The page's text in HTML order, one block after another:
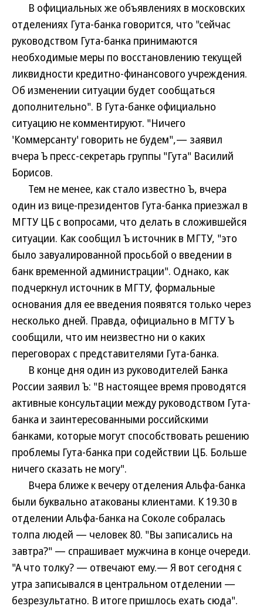
В официальных же объявлениях в московских
отделениях Гута-банка говорится, что "сейчас
руководством Гута-банка принимаются
необходимые меры по восстановлению текущей
ликвидности кредитно-финансового учреждения.
Об изменении ситуации будет сообщаться
дополнительно". В Гута-банке официально
ситуацию не комментируют. "Ничего
'Коммерсанту' говорить не будем",— заявил
вчера Ъ пресс-секретарь группы "Гута" Василий
Борисов.
Тем не менее, как стало известно Ъ, вчера
один из вице-президентов Гута-банка приезжал в
МГТУ ЦБ с вопросами, что делать в сложившейся
ситуации. Как сообщил Ъ источник в МГТУ, "это
было завуалированной просьбой о введении в
банк временной администрации". Однако, как
подчеркнул источник в МГТУ, формальные
основания для ее введения появятся только через
несколько дней. Правда, официально в МГТУ Ъ
сообщили, что им неизвестно ни о каких
переговорах с представителями Гута-банка.
В конце дня один из руководителей Банка
России заявил Ъ: "В настоящее время проводятся
активные консультации между руководством Гута-
банка и заинтересованными российскими
банками, которые могут способствовать решению
проблемы Гута-банка при содействии ЦБ. Больше
ничего сказать не могу".
Вчера ближе к вечеру отделения Альфа-банка
были буквально атакованы клиентами. К 19.30 в
отделении Альфа-банка на Соколе собралась
толпа людей — человек 80. "Вы записались на
завтра?" — спрашивает мужчина в конце очереди.
"А что толку? — отвечают ему.— Я вот сегодня с
утра записывался в центральном отделении —
безрезультатно. В итоге пришлось ехать сюда".